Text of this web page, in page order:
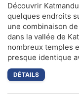
Découvrir
quelques endroits
une combinaison
dans la vallée de
nombreux temples
presque identique
DÉTAILS